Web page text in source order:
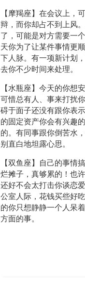
【摩羯座】在会议上，
辩，而你却占不到上风
了，可能是对方需要一
天你为了让某件事情更
下人脉。有一项新计划
去你不少时间来处理。
【水瓶座】今天的你想
可惜总有人、事来打扰
碍于面子还没有跟你表
的固定资产你会有兴趣
的。有同事跟你倒苦水
别直白地坦露心思。
【双鱼座】自己的事情
烂摊子，真够累的！也
还好不会太打击你谈恋
公室人际，花钱买些好
的你只想静静一个人呆
方面的事。